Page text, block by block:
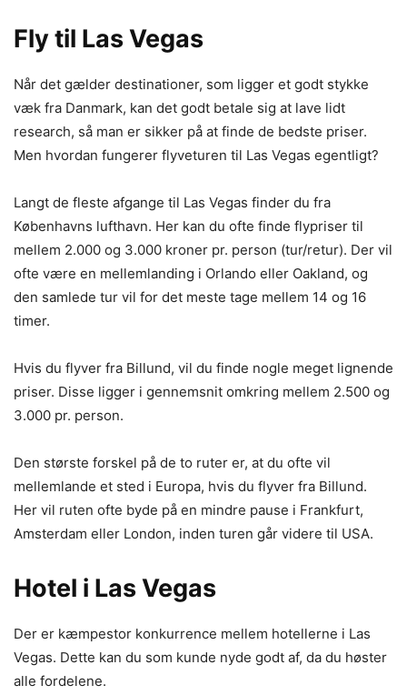
Fly til Las Vegas
Når det gælder destinationer, som ligger et godt stykke
væk fra Danmark, kan det godt betale sig at lave lidt
research, så man er sikker på at finde de bedste priser.
Men hvordan fungerer flyveturen til Las Vegas egentligt?
Langt de fleste afgange til Las Vegas finder du fra
Københavns lufthavn. Her kan du ofte finde flypriser til
mellem 2.000 og 3.000 kroner pr. person (tur/retur). Der vil
ofte være en mellemlanding i Orlando eller Oakland, og
den samlede tur vil for det meste tage mellem 14 og 16
timer.
Hvis du flyver fra Billund, vil du finde nogle meget lignende
priser. Disse ligger i gennemsnit omkring mellem 2.500 og
3.000 pr. person.
Den største forskel på de to ruter er, at du ofte vil
mellemlande et sted i Europa, hvis du flyver fra Billund.
Her vil ruten ofte byde på en mindre pause i Frankfurt,
Amsterdam eller London, inden turen går videre til USA.
Hotel i Las Vegas
Der er kæmpestor konkurrence mellem hotellerne i Las
Vegas. Dette kan du som kunde nyde godt af, da du høster
alle fordelene.